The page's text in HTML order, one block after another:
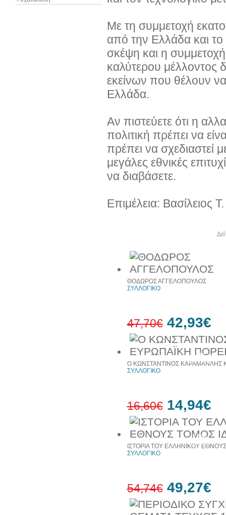
Με τη συμμετοχή
από την Ελλάδα και το
σκέψη και η
καλύτερου μέλλοντος
εκείνων που θέλουν να
Ελλάδα.
Αν πιστεύετε ότι η
πολιτική πρέπει να
πρέπει να σχεδιαστεί
μεγάλες εθνικές
να διαβάσετε.
Επιμέλεια:
10%
έκπτωση
ΘΟΔΩΡΟΣ ΑΓΓΕΛΟΠΟΥΛΟΣ
ΣΥΛΛΟΓΙΚΟ
47,70€ 42,93€
10%
έκπτωση
Ο ΚΩΝΣΤΑΝΤΙΝΟΣ ΚΑΡΑΜΑΝΛΗΣ
ΣΥΛΛΟΓΙΚΟ
16,60€ 14,94€
ΙΣΤΟΡΙΑ ΤΟΥ ΕΛΛΗΝΙΚΟΥ
ΣΥΛΛΟΓΙΚΟ
54,74€ 49,27€